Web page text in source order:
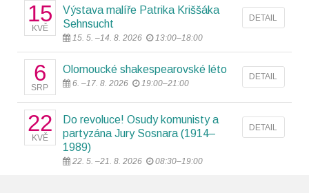
15
KVĚ
DETAIL
Výstava malíře Patrika Kriššáka
Sehnsucht
15. 5. –14. 8. 2026 13:00–18:00
6
SRP
DETAIL
Olomoucké shakespearovské léto
6. –17. 8. 2026 19:00–21:00
22
KVĚ
DETAIL
Do revoluce! Osudy komunisty a
partyzána Jury Sosnara (1914–
1989)
22. 5. –21. 8. 2026 08:30–19:00